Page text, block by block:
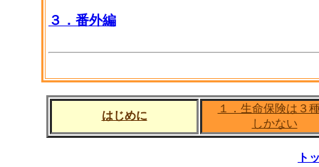
３．番外編
はじめに
１．生命保険は３
しかない
ト